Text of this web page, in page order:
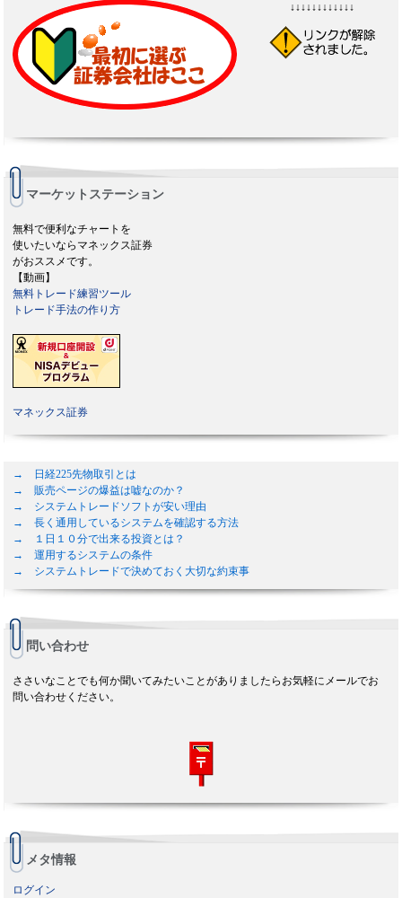
↓↓↓↓↓↓↓↓↓↓↓↓
マーケットステーション
無料で便利なチャートを
使いたいならマネックス証券
がおススメです。
【動画】
無料トレード練習ツール
トレード手法の作り方
マネックス証券
→ 日経225先物取引とは
→ 販売ページの爆益は嘘なのか？
→ システムトレードソフトが安い理由
→ 長く通用しているシステムを確認する方法
→ １日１０分で出来る投資とは？
→ 運用するシステムの条件
→ システムトレードで決めておく大切な約束事
問い合わせ
ささいなことでも何か聞いてみたいことがありましたらお気軽にメールでお
問い合わせください。
メタ情報
ログイン